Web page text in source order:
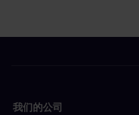
我们的公司